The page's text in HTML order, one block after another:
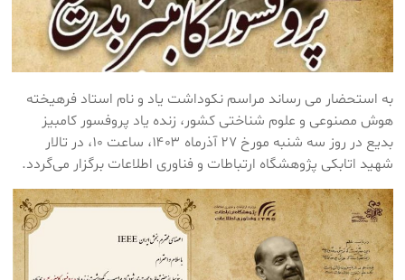
به استحضار می رساند مراسم نکوداشت یاد و نام استاد فرهیخته
هوش مصنوعی و علوم شناختی کشور، زنده یاد پروفسور کامبیز
بدیع در روز سه شنبه مورخ ۲۷ آذرماه ۱۴۰۳، ساعت ۱۰، در تالار
شهید اتابکی پژوهشگاه ارتباطات و فناوری اطلاعات‎ برگزار می‌گردد.